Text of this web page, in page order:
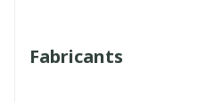
Fabricants